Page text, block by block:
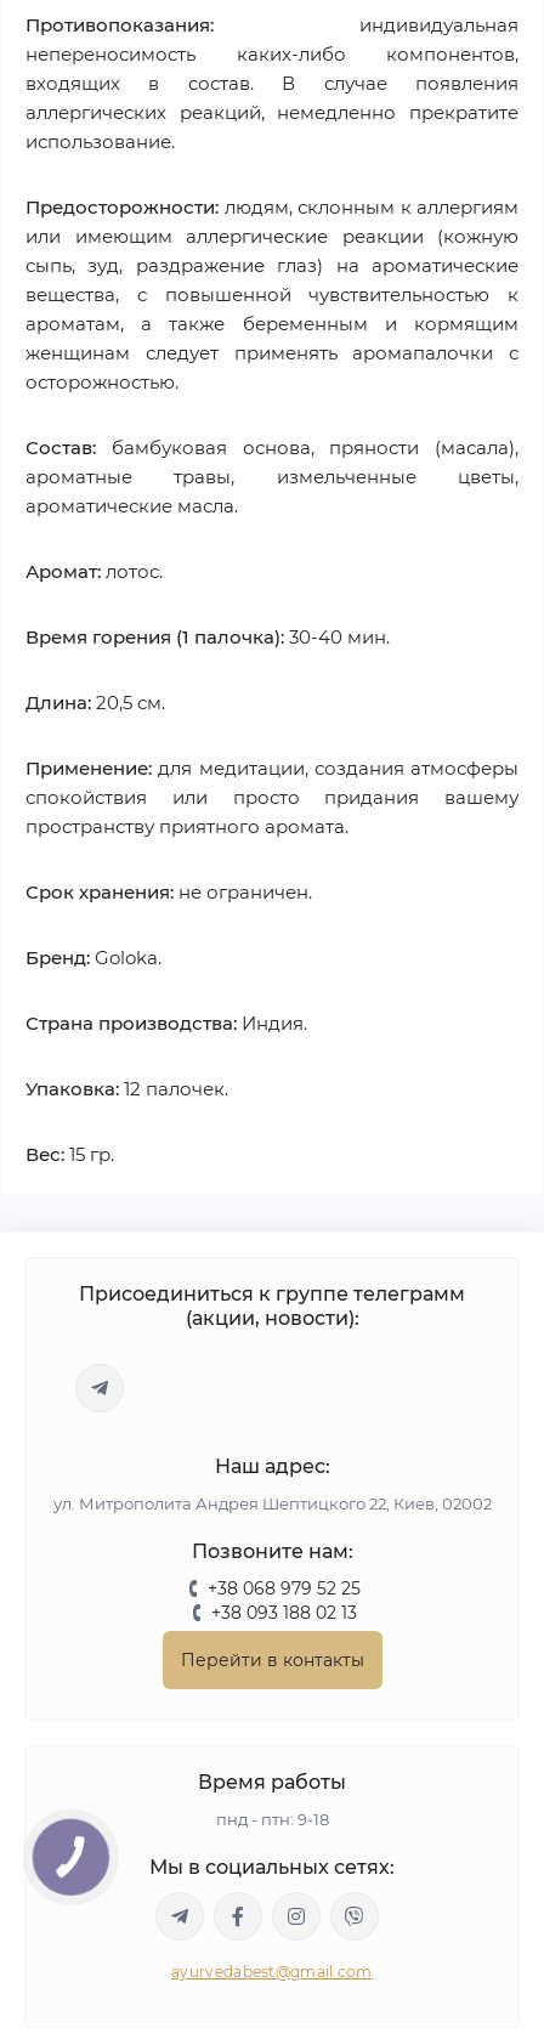
Противопоказания: индивидуальная
непереносимость каких-либо компонентов,
входящих в состав. В случае появления
аллергических реакций, немедленно прекратите
использование.
Предосторожности: людям, склонным к аллергиям
или имеющим аллергические реакции (кожную
сыпь, зуд, раздражение глаз) на ароматические
вещества, с повышенной чувствительностью к
ароматам, а также беременным и кормящим
женщинам следует применять аромапалочки с
осторожностью.
Состав: бамбуковая основа, пряности (масала),
ароматные травы, измельченные цветы,
ароматические масла.
Аромат: лотос.
Время горения (1 палочка): 30-40 мин.
Длина: 20,5 см.
Применение: для медитации, создания атмосферы
спокойствия или просто придания вашему
пространству приятного аромата.
Срок хранения: не ограничен.
Бренд: Goloka.
Страна производства: Индия.
Упаковка: 12 палочек.
Вес: 15 гр.
Присоединиться к группе телеграмм
(акции, новости):
Наш адрес:
ул. Митрополита Андрея Шептицкого 22, Киев, 02002
Позвоните нам:
+38 068 979 52 25
+38 093 188 02 13
Перейти в контакты
Время работы
пнд - птн: 9-18
Мы в социальных сетях:
ayurvedabest@gmail.com